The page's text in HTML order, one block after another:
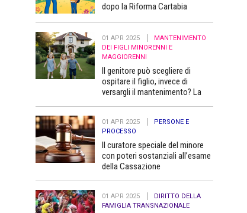
dopo la Riforma Cartabia
01 APR 2025
MANTENIMENTO
DEI FIGLI MINORENNI E
MAGGIORENNI
Il genitore può scegliere di
ospitare il figlio, invece di
versargli il mantenimento? La
01 APR 2025
PERSONE E
PROCESSO
Il curatore speciale del minore
con poteri sostanziali all’esame
della Cassazione
01 APR 2025
DIRITTO DELLA
FAMIGLIA TRANSNAZIONALE